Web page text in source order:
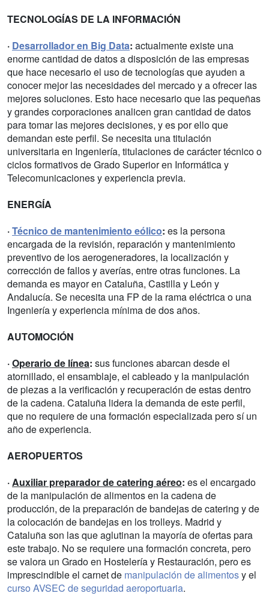
TECNOLOGÍAS DE LA INFORMACIÓN
· Desarrollador en Big Data: actualmente existe una
enorme cantidad de datos a disposición de las empresas
que hace necesario el uso de tecnologías que ayuden a
conocer mejor las necesidades del mercado y a ofrecer las
mejores soluciones. Esto hace necesario que las pequeñas
y grandes corporaciones analicen gran cantidad de datos
para tomar las mejores decisiones, y es por ello que
demandan este perfil. Se necesita una titulación
universitaria en Ingeniería, titulaciones de carácter técnico o
ciclos formativos de Grado Superior en Informática y
Telecomunicaciones y experiencia previa.
ENERGÍA
·Técnico de mantenimiento eólico: es la persona
encargada de la revisión, reparación y mantenimiento
preventivo de los aerogeneradores, la localización y
corrección de fallos y averías, entre otras funciones. La
demanda es mayor en Cataluña, Castilla y León y
Andalucía. Se necesita una FP de la rama eléctrica o una
Ingeniería y experiencia mínima de dos años.
AUTOMOCIÓN
·Operario de línea: sus funciones abarcan desde el
atornillado, el ensamblaje, el cableado y la manipulación
de piezas a la verificación y recuperación de estas dentro
de la cadena. Cataluña lidera la demanda de este perfil,
que no requiere de una formación especializada pero sí un
año de experiencia.
AEROPUERTOS
· Auxiliar preparador de catering aéreo: es el encargado
de la manipulación de alimentos en la cadena de
producción, de la preparación de bandejas de catering y de
la colocación de bandejas en los trolleys. Madrid y
Cataluña son las que aglutinan la mayoría de ofertas para
este trabajo. No se requiere una formación concreta, pero
se valora un Grado en Hostelería y Restauración, pero es
imprescindible el carnet de manipulación de alimentosy el
curso AVSEC de seguridad aeroportuaria.